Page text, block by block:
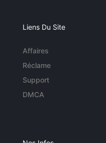
Liens Du Site
Affaires
Réclame
Support
DMCA